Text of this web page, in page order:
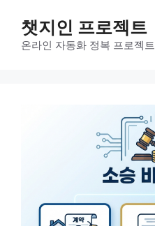
챗지인 프로젝트
온라인 자동화 정복 프로젝트